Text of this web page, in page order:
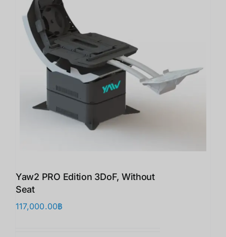
Yaw2 PRO Edition 3DoF, Without
Seat
117,000.00฿